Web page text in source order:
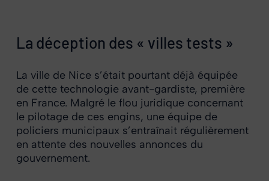
La déception des « villes tests »
La ville de Nice s’était pourtant déjà équipée
de cette technologie avant-gardiste, première
en France. Malgré le flou juridique concernant
le pilotage de ces engins, une équipe de
policiers municipaux s’entraînait régulièrement
en attente des nouvelles annonces du
gouvernement.